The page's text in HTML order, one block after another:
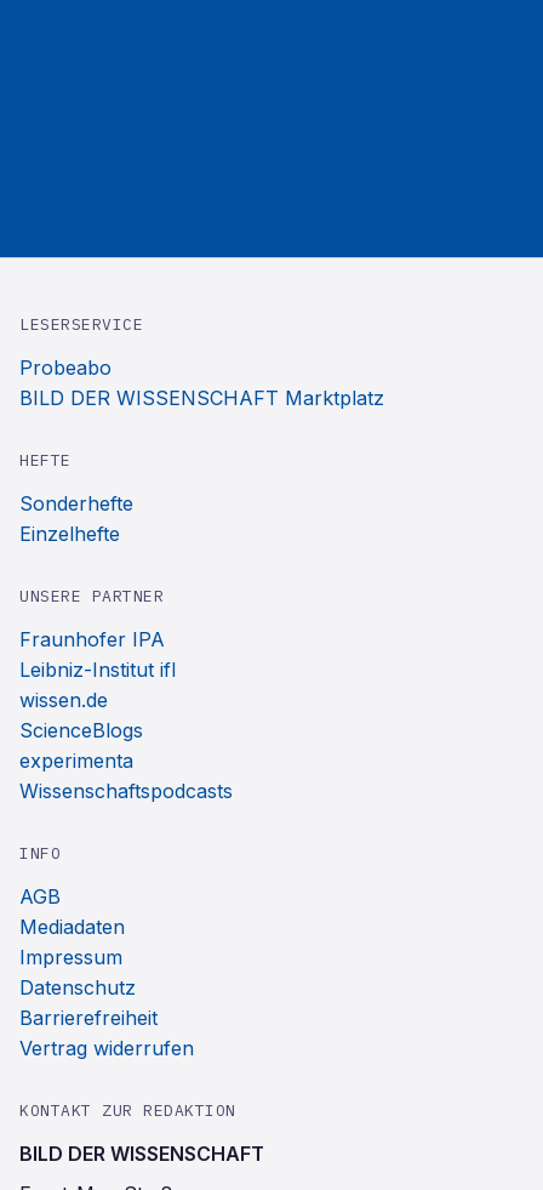
LESERSERVICE
Probeabo
BILD DER WISSENSCHAFT Marktplatz
HEFTE
Sonderhefte
Einzelhefte
UNSERE PARTNER
Fraunhofer IPA
Leibniz-Institut ifl
wissen.de
ScienceBlogs
experimenta
Wissenschaftspodcasts
INFO
AGB
Mediadaten
Impressum
Datenschutz
Barrierefreiheit
Vertrag widerrufen
KONTAKT ZUR REDAKTION
BILD DER WISSENSCHAFT